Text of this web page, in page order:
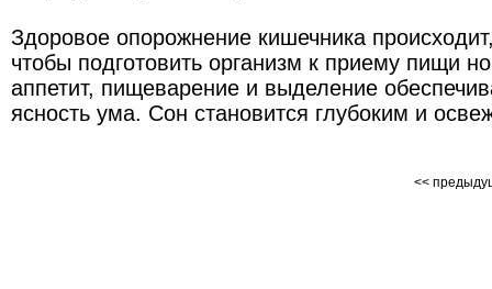
Здоровое опорожнение кишечника
чтобы подготовить организм к приему пищи
аппетит, пищеварение и выделение
ясность ума. Сон становится глубоким и
<<